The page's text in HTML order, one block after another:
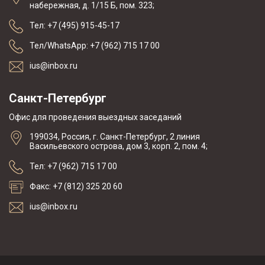
набережная, д. 1/15 Б, пом. 323;
Тел: +7 (495) 915-45-17
Тел/WhatsApp: +7 (962) 715 17 00
ius@inbox.ru
Санкт-Петербург
Офис для проведения выездных заседаний
199034, Россия, г. Санкт-Петербург, 2 линия
Васильевского острова, дом 3, корп. 2, пом. 4;
Тел: +7 (962) 715 17 00
Факс: +7 (812) 325 20 60
ius@inbox.ru